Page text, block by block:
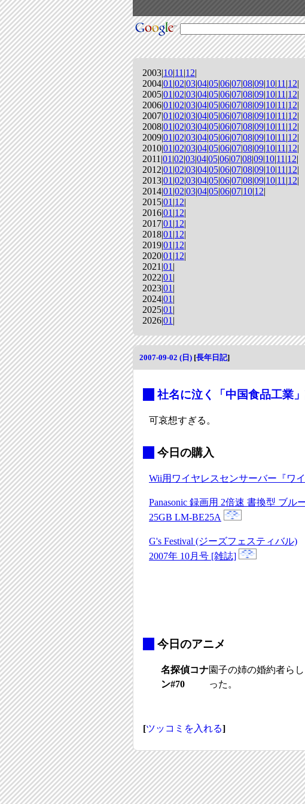
2003|10|11 |12|
2004|01 |02|03|04|05|06|07|08|09|10|11 |12|
2005|01 |02|03|04|05|06|07|08|09|10|11 |12|
2006|01 |02|03|04|05|06|07|08|09|10|11 |12|
2007|01 |02|03|04|05|06|07|08|09|10|11 |12|
2008|01 |02|03|04|05|06|07|08|09|10|11 |12|
2009|01 |02|03|04|05|06|07|08|09|10|11 |12|
2010|01 |02|03|04|05|06|07|08|09|10|11 |12|
2011|01 |02|03|04|05|06|07|08|09|10|11 |12|
2012|01 |02|03|04|05|06|07|08|09|10|11 |12|
2013|01 |02|03|04|05|06|07|08|09|10|11 |12|
2014|01 |02|03|04|05|06|07|10|12|
2015|01 |12|
2016|01 |12|
2017|01 |12|
2018|01 |12|
2019|01 |12|
2020|01 |12|
2021|01 |
2022|01 |
2023|01 |
2024|01 |
2025|01 |
2026|01 |
2007-09-02 (日) [長年日記]
社名に泣く「中国食品工業
可哀想すぎる。
今日の購入
Wii用ワイヤレスセンサーバー『ワ
Panasonic 録画用 2倍速 書換型 ブル
25GB LM-BE25A
G's Festival (ジーズフェスティバル)
2007年 10月号 [雑誌]
今日のアニメ
名探偵コナ
ン#70
園子の姉の婚約者ら
った。
[ツッコミを入れる]